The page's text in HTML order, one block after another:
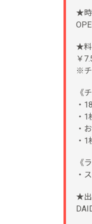
★時
★
￥
※チ
《
・
・
・
・
《
・
★